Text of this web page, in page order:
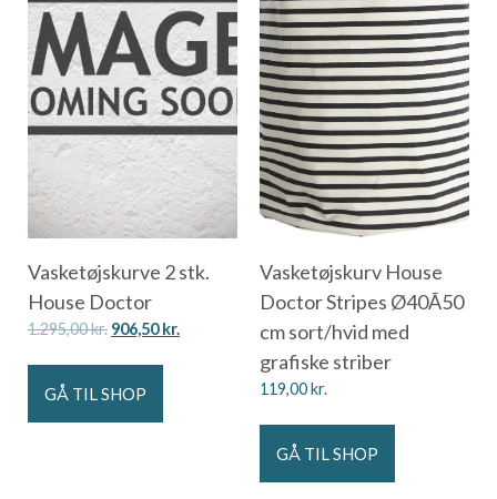
Vasketøjskurve 2 stk.
House Doctor
1.295,00kr. 906,50kr.
GÅ TIL SHOP
Vasketøjskurv House
Doctor Stripes Ø40Ã50
cm sort/hvid med
grafiske striber
119,00kr.
GÅ TIL SHOP